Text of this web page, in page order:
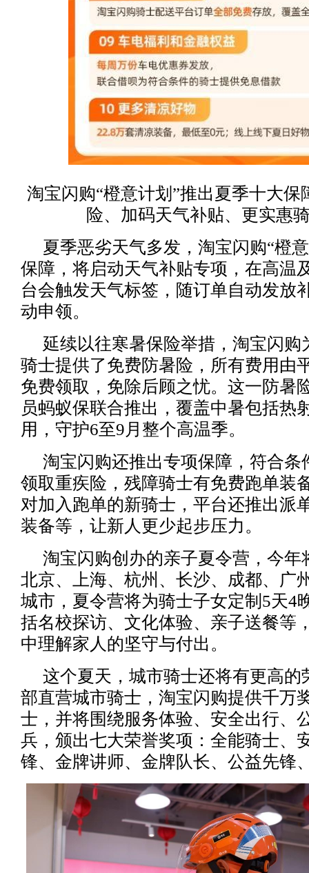
淘宝闪购“橙意计划”推出夏季十大保
险、加码天气补贴、更实惠
夏季恶劣天气多发，淘宝闪购“橙
保障，将启动天气补贴专项，在高温
台会触发天气标签，随订单自动发放
动申领。
延续以往寒暑保险举措，淘宝闪购
骑士提供了免费防暑险，所有费用由
免费领取，免除后顾之忧。这一防暑
员蚂蚁保联合推出，覆盖中暑包括热
用，守护6至9月整个高温季。
淘宝闪购还推出专项保障，符合条
领取重疾险，残障骑士有免费跑单装
对加入跑单的新骑士，平台还推出派
装备等，让新人更少起步压力。
淘宝闪购创办的亲子夏令营，今年
北京、上海、杭州、长沙、成都、广
城市，夏令营将为骑士子女定制5天4
括名校探访、文化体验、亲子送餐等
中理解家人的坚守与付出。
这个夏天，城市骑士还将有更高的
部直营城市骑士，淘宝闪购提供千万
士，并将围绕服务体验、安全出行、
兵，颁出七大荣誉奖项：全能骑士、
锋、金牌讲师、金牌队长、公益先锋